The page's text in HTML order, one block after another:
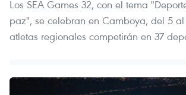
Los SEA Games 32, con el tema
paz", se celebran en Camboya, del 5 al
atletas regionales competirán en 37